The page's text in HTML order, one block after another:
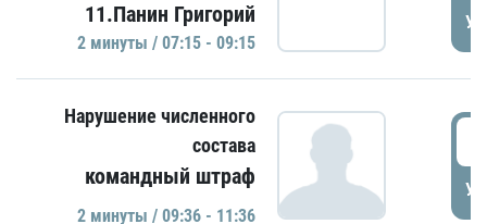
11.Панин Григорий
2 минуты / 07:15 - 09:15
Нарушение численного
состава
командный штраф
2 минуты / 09:36 - 11:36